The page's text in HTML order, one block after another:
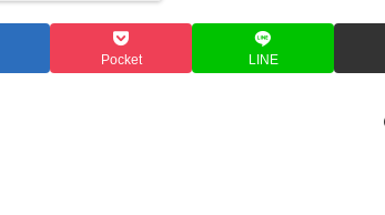
Pocket LINE